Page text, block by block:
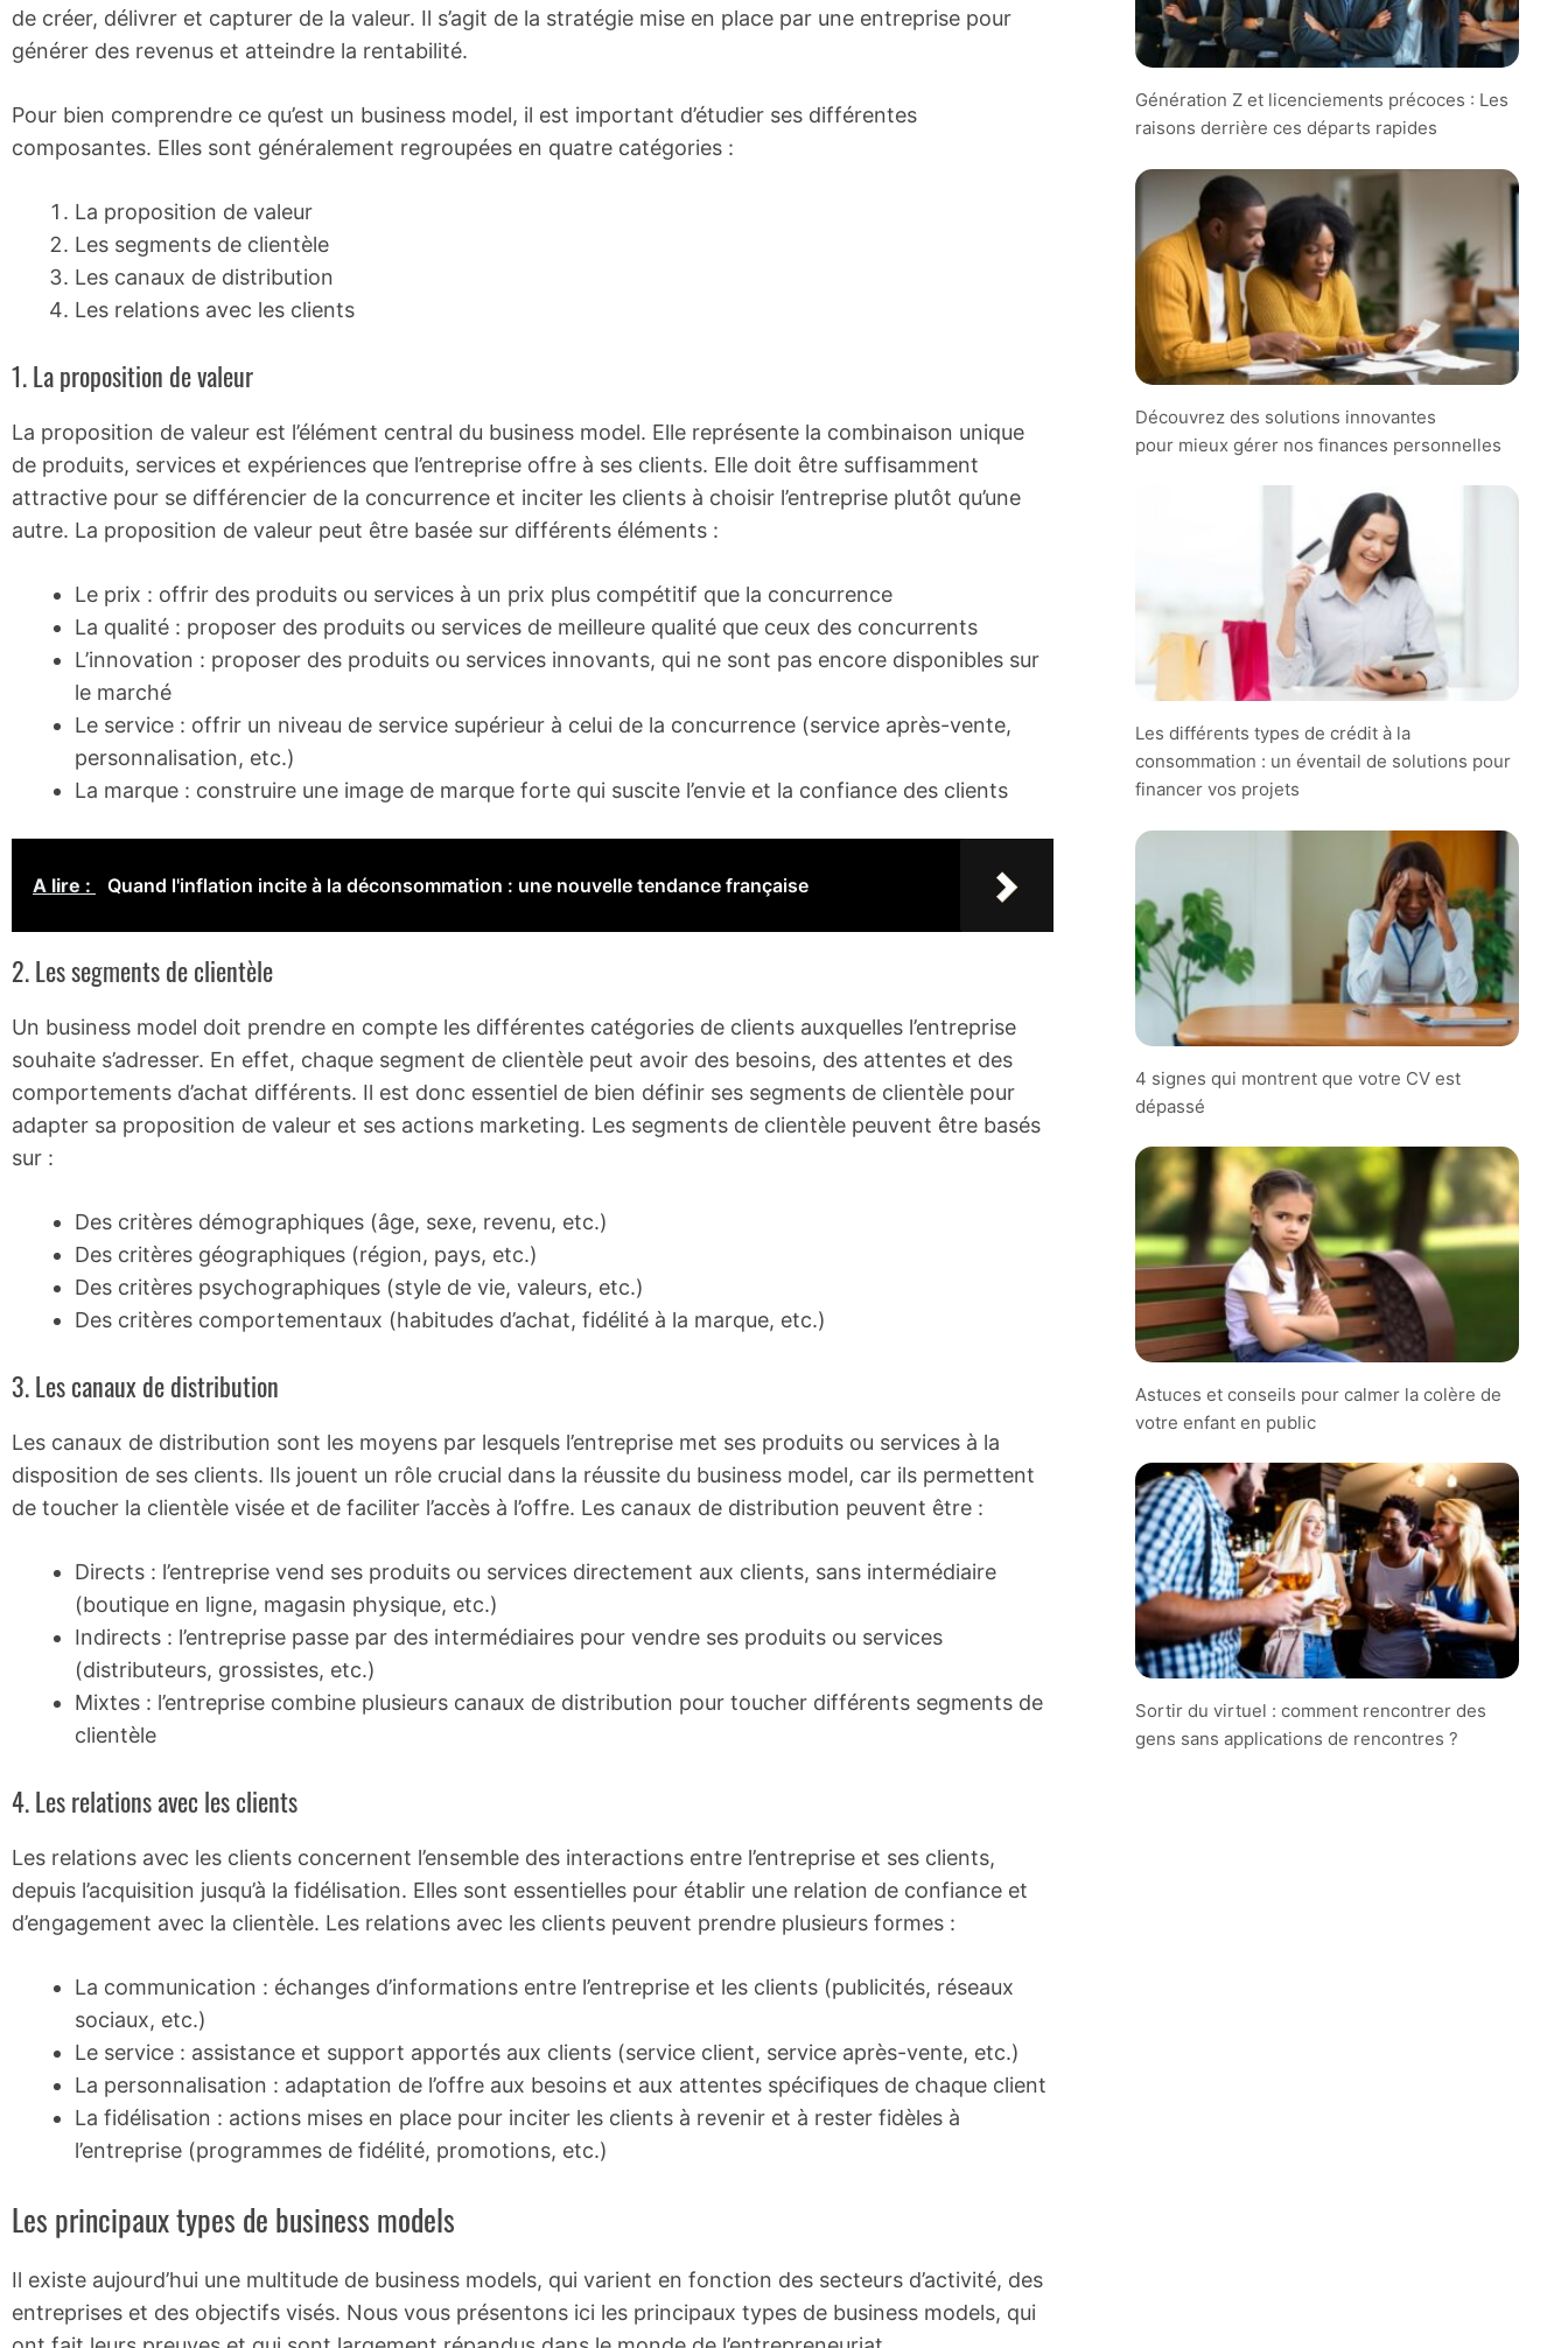
de créer, délivrer et capturer de la valeur. Il s’agit de la stratégie mise en place par une entreprise pour
générer des revenus et atteindre la rentabilité.
Pour bien comprendre ce qu’est un business model, il est important d’étudier ses différentes
composantes. Elles sont généralement regroupées en quatre catégories :
La proposition de valeur
Les segments de clientèle
Les canaux de distribution
Les relations avec les clients
1. La proposition de valeur
La proposition de valeur est l’élément central du business model. Elle représente la combinaison unique
de produits, services et expériences que l’entreprise offre à ses clients. Elle doit être suffisamment
attractive pour se différencier de la concurrence et inciter les clients à choisir l’entreprise plutôt qu’une
autre. La proposition de valeur peut être basée sur différents éléments :
Le prix : offrir des produits ou services à un prix plus compétitif que la concurrence
La qualité : proposer des produits ou services de meilleure qualité que ceux des concurrents
L’innovation : proposer des produits ou services innovants, qui ne sont pas encore disponibles sur
le marché
Le service : offrir un niveau de service supérieur à celui de la concurrence (service après-vente,
personnalisation, etc.)
La marque : construire une image de marque forte qui suscite l’envie et la confiance des clients
A lire : Quand l'inflation incite à la déconsommation : une nouvelle tendance française
2. Les segments de clientèle
Un business model doit prendre en compte les différentes catégories de clients auxquelles l’entreprise
souhaite s’adresser. En effet, chaque segment de clientèle peut avoir des besoins, des attentes et des
comportements d’achat différents. Il est donc essentiel de bien définir ses segments de clientèle pour
adapter sa proposition de valeur et ses actions marketing. Les segments de clientèle peuvent être basés
sur :
Des critères démographiques (âge, sexe, revenu, etc.)
Des critères géographiques (région, pays, etc.)
Des critères psychographiques (style de vie, valeurs, etc.)
Des critères comportementaux (habitudes d’achat, fidélité à la marque, etc.)
3. Les canaux de distribution
Les canaux de distribution sont les moyens par lesquels l’entreprise met ses produits ou services à la
disposition de ses clients. Ils jouent un rôle crucial dans la réussite du business model, car ils permettent
de toucher la clientèle visée et de faciliter l’accès à l’offre. Les canaux de distribution peuvent être :
Directs : l’entreprise vend ses produits ou services directement aux clients, sans intermédiaire
(boutique en ligne, magasin physique, etc.)
Indirects : l’entreprise passe par des intermédiaires pour vendre ses produits ou services
(distributeurs, grossistes, etc.)
Mixtes : l’entreprise combine plusieurs canaux de distribution pour toucher différents segments de
clientèle
4. Les relations avec les clients
Les relations avec les clients concernent l’ensemble des interactions entre l’entreprise et ses clients,
depuis l’acquisition jusqu’à la fidélisation. Elles sont essentielles pour établir une relation de confiance et
d’engagement avec la clientèle. Les relations avec les clients peuvent prendre plusieurs formes :
La communication : échanges d’informations entre l’entreprise et les clients (publicités, réseaux
sociaux, etc.)
Le service : assistance et support apportés aux clients (service client, service après-vente, etc.)
La personnalisation : adaptation de l’offre aux besoins et aux attentes spécifiques de chaque client
La fidélisation : actions mises en place pour inciter les clients à revenir et à rester fidèles à
l’entreprise (programmes de fidélité, promotions, etc.)
Les principaux types de business models
Il existe aujourd’hui une multitude de business models, qui varient en fonction des secteurs d’activité, des
entreprises et des objectifs visés. Nous vous présentons ici les principaux types de business models, qui
Génération Z et licenciements précoces : Les
raisons derrière ces départs rapides
Découvrez des solutions innovantes
pour mieux gérer nos finances personnelles
Les différents types de crédit à la
consommation : un éventail de solutions pour
financer vos projets
4 signes qui montrent que votre CV est
dépassé
Astuces et conseils pour calmer la colère de
votre enfant en public
Sortir du virtuel : comment rencontrer des
gens sans applications de rencontres ?